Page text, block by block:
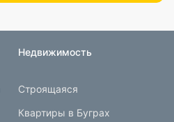
Недвижимость
Строящаяся
Квартиры в Буграх